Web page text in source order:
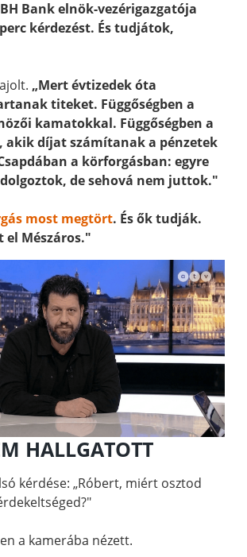
Bank elnök-vezérigazgatója
kérdezést. És tudjátok,
„Mert évtizedek óta
titeket. Függőségben a
kamatokkal. Függőségben a
akik díjat számítanak a pénzetek
a körforgásban: egyre
de sehová nem juttok."
most megtört. És ők tudják.
el Mészáros."
HALLGATOTT
kérdése: „Róbert, miért osztod
a kamerába nézett.